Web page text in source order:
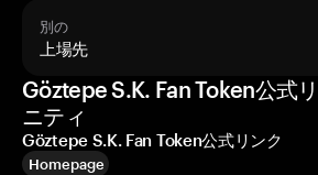
別の
上場先
Göztepe S.K. Fan Token公式
ニティ
Göztepe S.K. Fan Token公式リンク
Homepage